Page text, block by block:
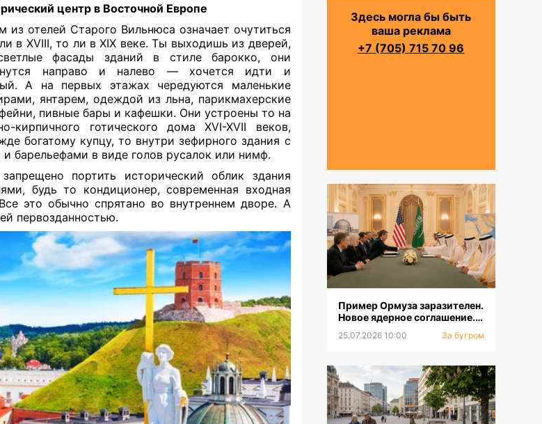
центр в Восточной Европе
из отелей Старого Вильнюса означает очутиться
в XVIII, то ли в XIX веке. Ты выходишь из дверей,
фасады зданий в стиле барокко, они
направо и налево — хочется идти и
А на первых этажах чередуются маленькие
янтарем, одеждой из льна, парикмахерские
пивные бары и кафешки. Они устроены то на
кирпичного готического дома XVI-XVII веков,
богатому купцу, то внутри зефирного здания с
барельефами в виде голов русалок или нимф.
портить исторический облик здания
будь то кондиционер, современная входная
это обычно спрятано во внутреннем дворе. А
первозданностью.
Здесь могла бы быть
ваша реклама
+7 (705) 715 70 96
Пример Ормуза заразителен.
Новое ядерное соглашение.
25.07.2026 10:00 За бугром